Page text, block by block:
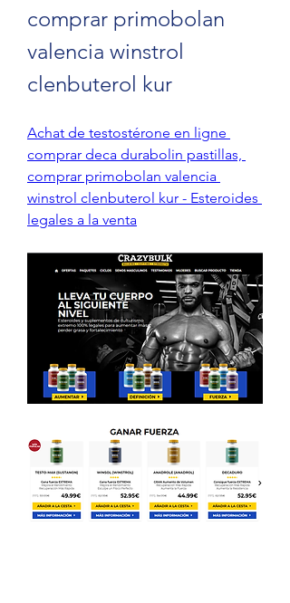
comprar primobolan
valencia winstrol
clenbuterol kur
Achat de testostérone en ligne
comprar deca durabolin pastillas,
comprar primobolan valencia
winstrol clenbuterol kur - Esteroides
legales a la venta